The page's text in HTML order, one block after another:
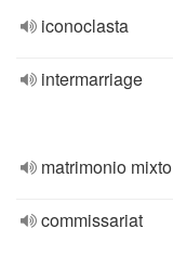
iconoclasta
intermarriage
matrimonio mixto
commissariat